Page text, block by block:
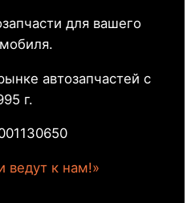
для вашего
автозапчастей с
г.
ведут к нам!»